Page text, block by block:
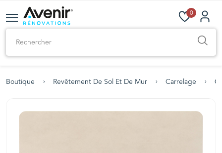
0
Boutique Revêtement De Sol Et De Mur Carrelage